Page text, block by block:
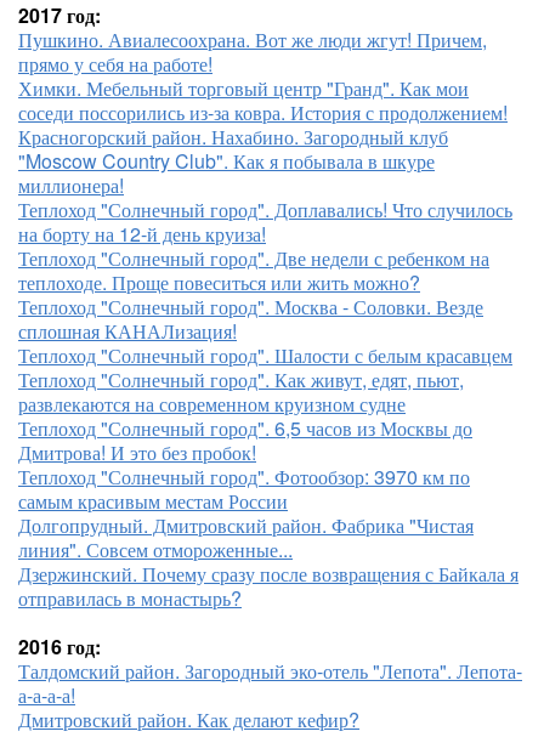
2017 год:
Пушкино. Авиалесоохрана. Вот же люди жгут! Причем,
прямо у себя на работе!
Химки. Мебельный торговый центр "Гранд". Как мои
соседи поссорились из-за ковра. История с продолжением!
Красногорский район. Нахабино. Загородный клуб
"Moscow Country Club". Как я побывала в шкуре
миллионера!
Теплоход "Солнечный город". Доплавались! Что случилось
на борту на 12-й день круиза!
Теплоход "Солнечный город". Две недели с ребенком на
теплоходе. Проще повеситься или жить можно?
Теплоход "Солнечный город". Москва - Соловки. Везде
сплошная КАНАЛизация!
Теплоход "Солнечный город". Шалости с белым красавцем
Теплоход "Солнечный город". Как живут, едят, пьют,
развлекаются на современном круизном судне
Теплоход "Солнечный город". 6,5 часов из Москвы до
Дмитрова! И это без пробок!
Теплоход "Солнечный город". Фотообзор: 3970 км по
самым красивым местам России
Долгопрудный. Дмитровский район. Фабрика "Чистая
линия". Совсем отмороженные...
Дзержинский. Почему сразу после возвращения с Байкала я
отправилась в монастырь?
2016 год:
Талдомский район. Загородный эко-отель "Лепота". Лепота-
а-а-а-а!
Дмитровский район. Как делают кефир?